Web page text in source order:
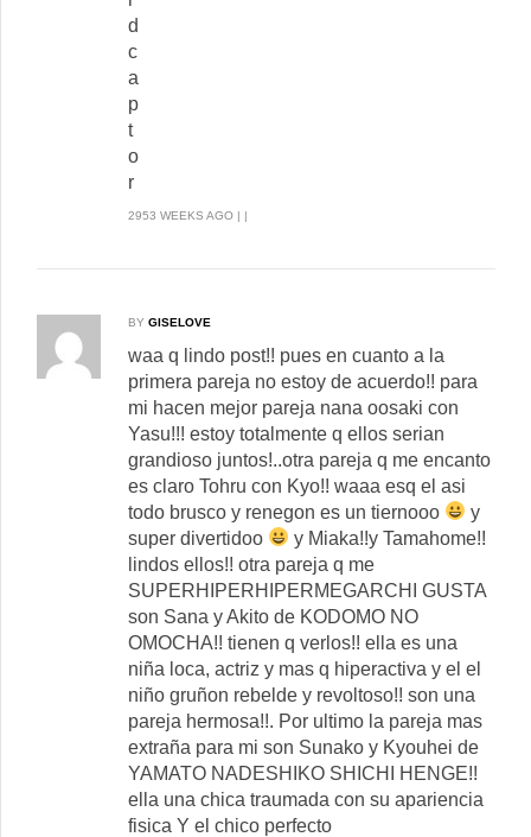
d
c
a
p
t
o
r
2953 WEEKS AGO | |
BY GISELOVE
waa q lindo post!! pues en cuanto a la
primera pareja no estoy de acuerdo!! para
mi hacen mejor pareja nana oosaki con
Yasu!!! estoy totalmente q ellos serian
grandioso juntos!..otra pareja q me encanto
es claro Tohru con Kyo!! waaa esq el asi
todo brusco y renegon es un tiernooo
y
super divertidoo
y Miaka!!y Tamahome!!
lindos ellos!! otra pareja q me
SUPERHIPERHIPERMEGARCHI GUSTA
son Sana y Akito de KODOMO NO
OMOCHA!! tienen q verlos!! ella es una
niña loca, actriz y mas q hiperactiva y el el
niño gruñon rebelde y revoltoso!! son una
pareja hermosa!!. Por ultimo la pareja mas
extraña para mi son Sunako y Kyouhei de
YAMATO NADESHIKO SHICHI HENGE!!
ella una chica traumada con su apariencia
fisica Y el chico perfecto